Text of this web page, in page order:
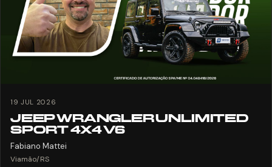
19 JUL 2026
JEEP WRANGLER UNLIMITED
SPORT 4X4 V6
Fabiano Mattei
Viamão/RS